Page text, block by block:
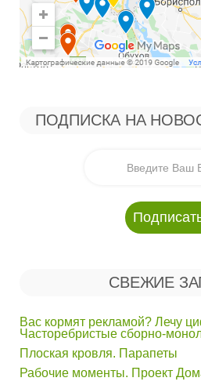
ПОДПИСКА НА
СВЕЖИЕ
Вас кормят рекламой? Лечу
Часторебристые сборно-
Плоская кровля. Парапеты
Рабочие моменты. Проект